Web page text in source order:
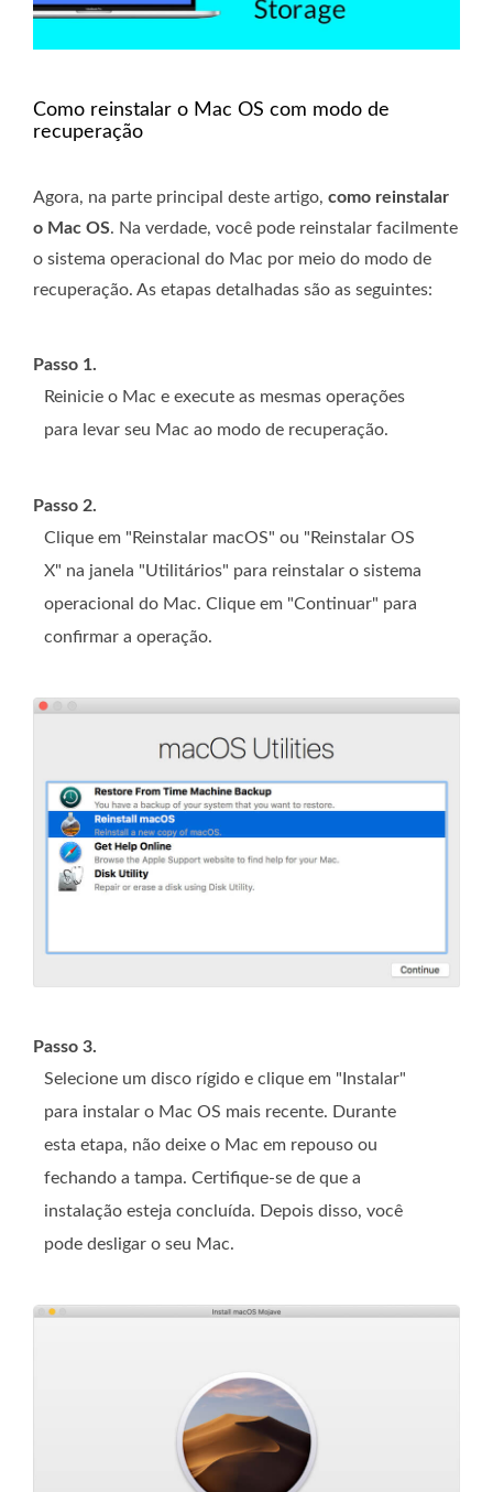
Como reinstalar o Mac OS com modo de
recuperação
Agora, na parte principal deste artigo, como reinstalar
o Mac OS. Na verdade, você pode reinstalar facilmente
o sistema operacional do Mac por meio do modo de
recuperação. As etapas detalhadas são as seguintes:
Passo 1.
Reinicie o Mac e execute as mesmas operações
para levar seu Mac ao modo de recuperação.
Passo 2.
Clique em "Reinstalar macOS" ou "Reinstalar OS
X" na janela "Utilitários" para reinstalar o sistema
operacional do Mac. Clique em "Continuar" para
confirmar a operação.
Passo 3.
Selecione um disco rígido e clique em "Instalar"
para instalar o Mac OS mais recente. Durante
esta etapa, não deixe o Mac em repouso ou
fechando a tampa. Certifique-se de que a
instalação esteja concluída. Depois disso, você
pode desligar o seu Mac.